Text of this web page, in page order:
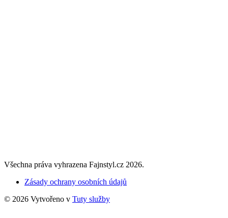
Všechna práva vyhrazena Fajnstyl.cz 2026.
Zásady ochrany osobních údajů
© 2026 Vytvořeno v Tuty služby